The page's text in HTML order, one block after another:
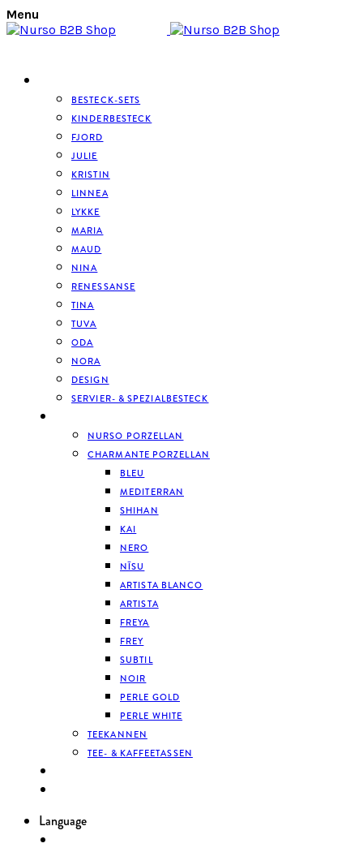
Menu
BESTECK-SETS
KINDERBESTECK
FJORD
JULIE
KRISTIN
LINNEA
LYKKE
MARIA
MAUD
NINA
RENESSANSE
TINA
TUVA
ODA
NORA
DESIGN
SERVIER- & SPEZIALBESTECK
NURSO PORZELLAN
CHARMANTE PORZELLAN
BLEU
MEDITERRAN
SHIHAN
KAI
NERO
NĪSU
ARTISTA BLANCO
ARTISTA
FREYA
FREY
SUBTIL
NOIR
PERLE GOLD
PERLE WHITE
TEEKANNEN
TEE- & KAFFEETASSEN
Language